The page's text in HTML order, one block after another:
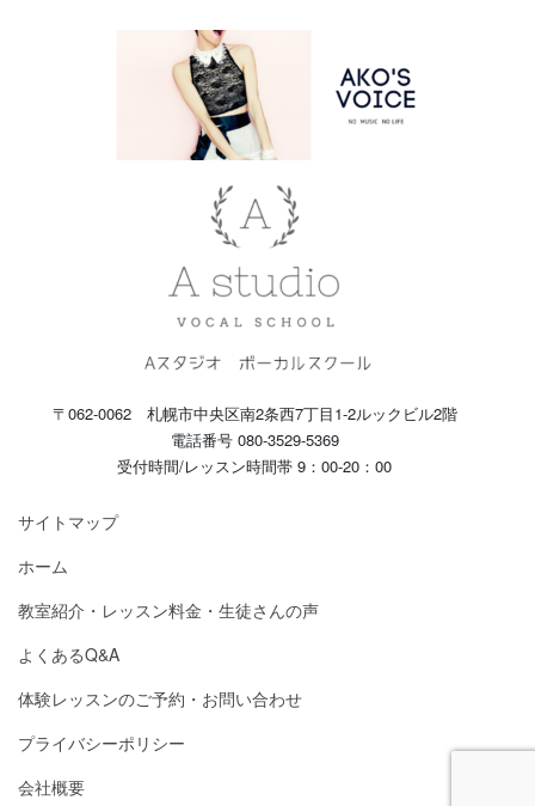
〒062-0062 札幌市中央区南2条西7丁目1-2ルックビル2階
電話番号 080-3529-5369
受付時間/レッスン時間帯 9：00-20：00
サイトマップ
ホーム
教室紹介・レッスン料金・生徒さんの声
よくあるQ&A
体験レッスンのご予約・お問い合わせ
プライバシーポリシー
会社概要